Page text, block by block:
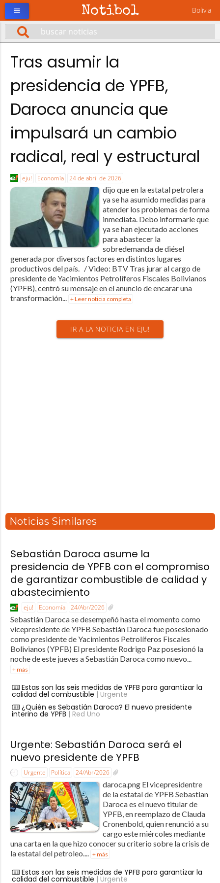
Notibol Bolivia
menu
Tras asumir la
presidencia de YPFB,
Daroca anuncia que
impulsará un cambio
radical, real y estructural
eju! Economía 24 de abril de 2026
dijo que en la estatal petrolera
ya se ha asumido medidas para
atender los problemas de forma
inmediata. Debo informarle que
ya se han ejecutado acciones
para abastecer la
sobredemanda de diésel
generada por diversos factores en distintos lugares
productivos del país. / Video: BTV Tras jurar al cargo de
presidente de Yacimientos Petrolíferos Fiscales Bolivianos
(YPFB), centró su mensaje en el anuncio de encarar una
transformación... + Leer noticia completa
IR A LA NOTICIA EN EJU!
Noticias Similares
Sebastián Daroca asume la
presidencia de YPFB con el compromiso
de garantizar combustible de calidad y
abastecimiento
eju! Economía 24/Abr/2026
Sebastián Daroca se desempeñó hasta el momento como
vicepresidente de YPFB Sebastián Daroca fue posesionado
como presidente de Yacimientos Petrolíferos Fiscales
Bolivianos (YPFB) El presidente Rodrigo Paz posesionó la
noche de este jueves a Sebastián Daroca como nuevo...
+ más
Estas son las seis medidas de YPFB para garantizar la
calidad del combustible | Urgente
¿Quién es Sebastián Daroca? El nuevo presidente
interino de YPFB | Red Uno
Urgente: Sebastián Daroca será el
nuevo presidente de YPFB
Urgente Política 24/Abr/2026
daroca.png El vicepresidentre
de la estatal de YPFB Sebastian
Daroca es el nuevo titular de
YPFB, en reemplazo de Clauda
Cronenbold, quien renunció a su
cargo este miércoles mediante
una carta en la que hizo conocer su criterio sobre la crisis de
la estatal del petroleo....
+ más
Estas son las seis medidas de YPFB para garantizar la
calidad del combustible | Urgente